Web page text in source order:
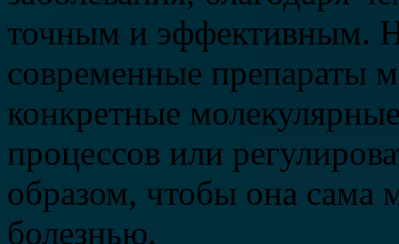
точным и эффективным.
современные препараты
конкретные
процессов или
образом, чтобы она сама
болезнью.